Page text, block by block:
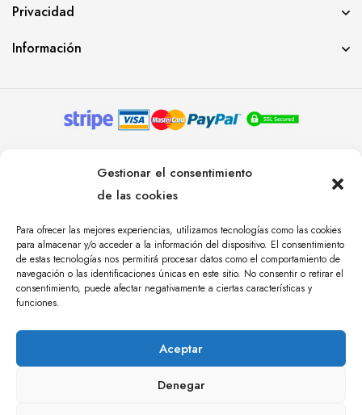
Gestionar el consentimiento
de las cookies
Para ofrecer las mejores experiencias, utilizamos tecnologías como las cookies
para almacenar y/o acceder a la información del dispositivo. El consentimiento
de estas tecnologías nos permitirá procesar datos como el comportamiento de
navegación o las identificaciones únicas en este sitio. No consentir o retirar el
consentimiento, puede afectar negativamente a ciertas características y
funciones.
Aceptar
Denegar
Privacidad
Información
RESERVADOS. AGENCIA DE COMUNICACIÓN
ÁNGULO TRES.